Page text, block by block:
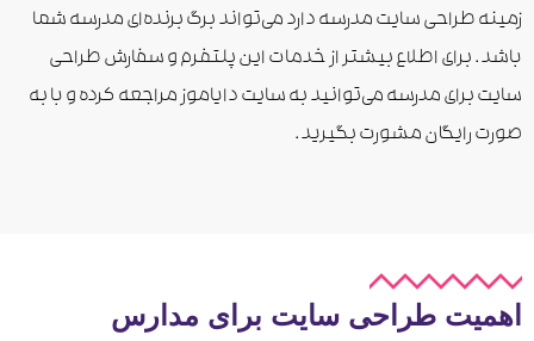
زمینه طراحی سایت مدرسه دارد می‌تواند برگ برنده‌ای مدرسه شما
باشد. برای اطلاع بیشتر از خدمات این پلتفرم و سفارش طراحی
سایت برای مدرسه می‌توانید به سایت دایاموز مراجعه کرده و با به
صورت رایگان مشورت بگیرید.
اهمیت طراحی سایت برای مدارس